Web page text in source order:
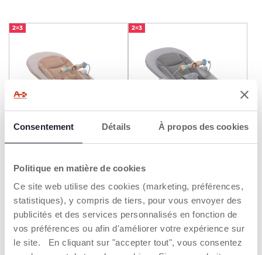
Consentement Détails À propos des cookies
Politique en matière de cookies
Ce site web utilise des cookies (marketing, préférences,
statistiques), y compris de tiers, pour vous envoyer des
publicités et des services personnalisés en fonction de
vos préférences ou afin d'améliorer votre expérience sur
le site. En cliquant sur "accepter tout", vous consentez
2=3
+ COULEURS
79,99 €
AJOUTER
2=3
+ COULEURS
79,99 €
AJOUTER
2=3